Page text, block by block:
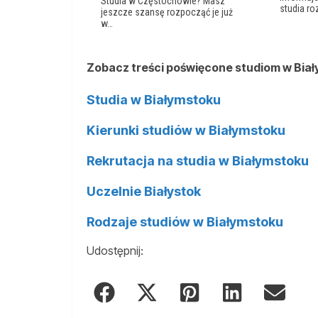
jeszcze szansę rozpocząć je już
w…
studia
Zobacz treści poświęcone studiom w
Studia w Białymstoku
Kierunki studiów w Białymstoku
Rekrutacja na studia w Białymstoku
Uczelnie Białystok
Rodzaje studiów w Białymstoku
Udostępnij: